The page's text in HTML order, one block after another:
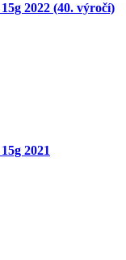
2022 (40. výročí)
2021